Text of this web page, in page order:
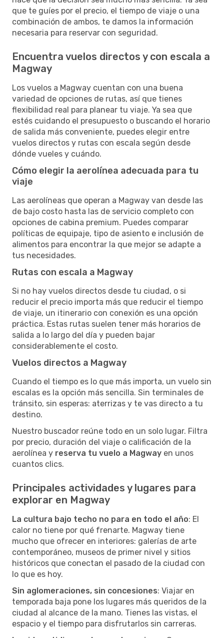
que te guíes por el precio, el tiempo de viaje o una
combinación de ambos, te damos la información
necesaria para reservar con seguridad.
Encuentra vuelos directos y con escala a
Magway
Los vuelos a Magway cuentan con una buena
variedad de opciones de rutas, así que tienes
flexibilidad real para planear tu viaje. Ya sea que
estés cuidando el presupuesto o buscando el horario
de salida más conveniente, puedes elegir entre
vuelos directos y rutas con escala según desde
dónde vueles y cuándo.
Cómo elegir la aerolínea adecuada para tu
viaje
Las aerolíneas que operan a Magway van desde las
de bajo costo hasta las de servicio completo con
opciones de cabina premium. Puedes comparar
políticas de equipaje, tipo de asiento e inclusión de
alimentos para encontrar la que mejor se adapte a
tus necesidades.
Rutas con escala a Magway
Si no hay vuelos directos desde tu ciudad, o si
reducir el precio importa más que reducir el tiempo
de viaje, un itinerario con conexión es una opción
práctica. Estas rutas suelen tener más horarios de
salida a lo largo del día y pueden bajar
considerablemente el costo.
Vuelos directos a Magway
Cuando el tiempo es lo que más importa, un vuelo sin
escalas es la opción más sencilla. Sin terminales de
tránsito, sin esperas: aterrizas y te vas directo a tu
destino.
Nuestro buscador reúne todo en un solo lugar. Filtra
por precio, duración del viaje o calificación de la
aerolínea y reserva tu vuelo a Magway en unos
cuantos clics.
Principales actividades y lugares para
explorar en Magway
La cultura bajo techo no para en todo el año: El
calor no tiene por qué frenarte. Magway tiene
mucho que ofrecer en interiores: galerías de arte
contemporáneo, museos de primer nivel y sitios
históricos que conectan el pasado de la ciudad con
lo que es hoy.
Sin aglomeraciones, sin concesiones: Viajar en
temporada baja pone los lugares más queridos de la
ciudad al alcance de la mano. Tienes las vistas, el
espacio y el tiempo para disfrutarlos sin carreras.